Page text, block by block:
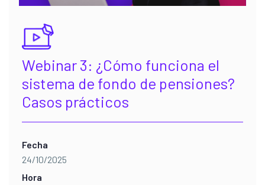
Webinar 3: ¿Cómo funciona el
sistema de fondo de pensiones?
Casos prácticos
Fecha
24/10/2025
Hora